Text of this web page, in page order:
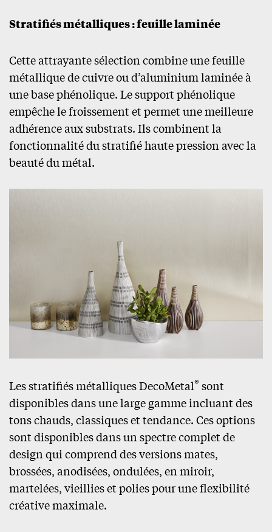
Stratifiés métalliques : feuille laminée
Cette attrayante sélection combine une feuille
métallique de cuivre ou d’aluminium laminée à
une base phénolique. Le support phénolique
empêche le froissement et permet une meilleure
adhérence aux substrats. Ils combinent la
fonctionnalité du stratifié haute pression avec la
beauté du métal.
Les stratifiés métalliques DecoMetal® sont
disponibles dans une large gamme incluant des
tons chauds, classiques et tendance. Ces options
sont disponibles dans un spectre complet de
design qui comprend des versions mates,
brossées, anodisées, ondulées, en miroir,
martelées, vieillies et polies pour une flexibilité
créative maximale.